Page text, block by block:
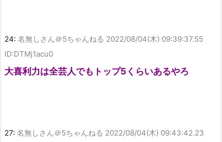
24: 名無しさん＠5ちゃんねる 2022/08/04(木) 09:39:37.55
ID:DTMj1acu0
大喜利力は全芸人でもトップ5くらいあるやろ
27: 名無しさん＠5ちゃんねる 2022/08/04(木) 09:43:42.23